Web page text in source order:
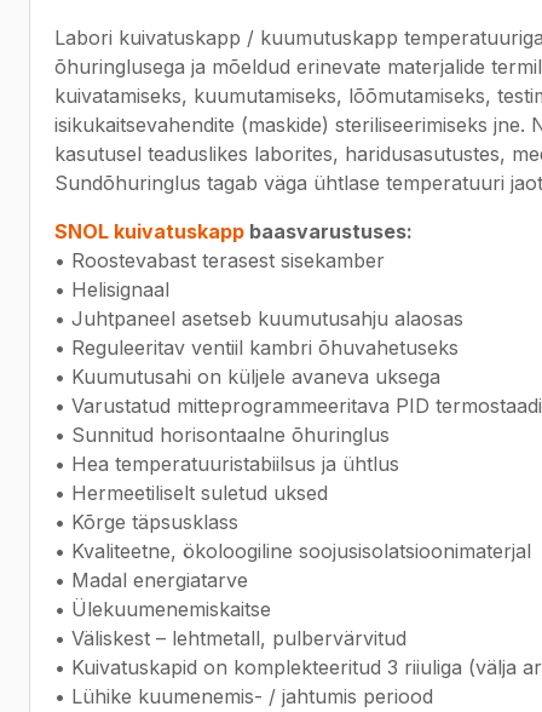
Labori kuivatuskapp / kuumutuskapp
õhuringlusega ja mõeldud erinevate materjalide
kuivatamiseks, kuumutamiseks, lõõmutamiseks,
isikukaitsevahendite (maskide) steriliseerimiseks jne.
kasutusel teaduslikes laborites, haridusasutustes,
Sundõhuringlus tagab väga ühtlase temperatuuri
SNOL kuivatuskapp baasvarustuses:
• Roostevabast terasest sisekamber
• Helisignaal
• Juhtpaneel asetseb kuumutusahju alaosas
• Reguleeritav ventiil kambri õhuvahetuseks
• Kuumutusahi on küljele avaneva uksega
• Varustatud mitteprogrammeeritava PID
• Sunnitud horisontaalne õhuringlus
• Hea temperatuuristabiilsus ja ühtlus
• Hermeetiliselt suletud uksed
• Kõrge täpsusklass
• Kvaliteetne, ökoloogiline soojusisolatsioonimaterjal
• Madal energiatarve
• Ülekuumenemiskaitse
• Väliskest – lehtmetall, pulbervärvitud
• Kuivatuskapid on komplekteeritud 3 riiuliga (välja
• Lühike kuumenemis- / jahtumis periood